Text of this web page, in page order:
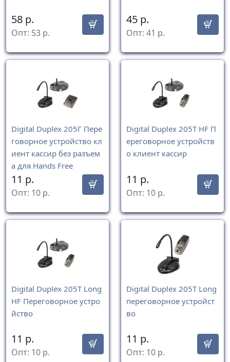
58 р.
Опт: 53 р.
45 р.
Опт: 41 р.
Digital Duplex 205Г Пере
говорное устройство кл
иент кассир без разъем
а для Hands Free
11 р.
Опт: 10 р.
Digital Duplex 205Т HF П
ереговорное устройств
о клиент кассир
11 р.
Опт: 10 р.
Digital Duplex 205Т Long
HF Переговорное устро
йство
11 р.
Опт: 10 р.
Digital Duplex 205Т Long
переговорное устройст
во
11 р.
Опт: 10 р.